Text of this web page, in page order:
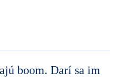
boom. Darí sa im